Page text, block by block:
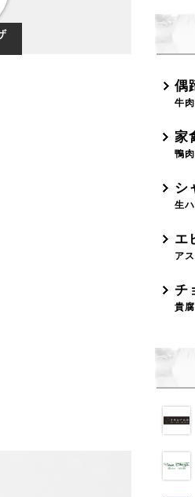
偶
牛
家
鴨
シ
生
エ
ア
チ
貴